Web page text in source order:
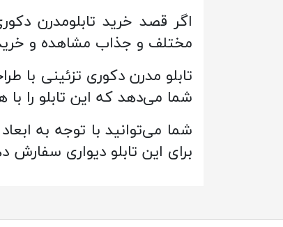
اگر قصد خرید تابلومدرن
مختلف و جذاب مشاهده و
تابلو مدرن دکوری تزئینی با
شما می‌دهد که این تابلو را
شما می‌توانید با توجه به
برای این تابلو دیواری سفارش